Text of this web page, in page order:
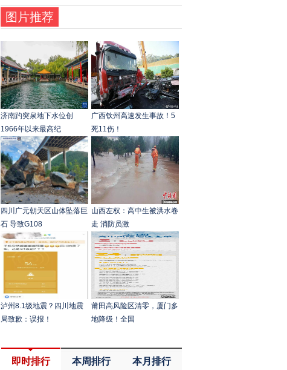
图片推荐
济南趵突泉地下水位创
1966年以来最高纪
广西钦州高速发生事故！5
死11伤！
四川广元朝天区山体坠落巨
石 导致G108
山西左权：高中生被洪水卷
走 消防员激
泸州8.1级地震？四川地震
局致歉：误报！
莆田高风险区清零，厦门多
地降级！全国
即时排行 本周排行 本月排行